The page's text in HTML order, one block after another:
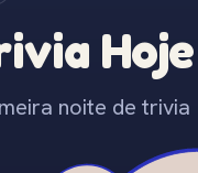
noite de trivia